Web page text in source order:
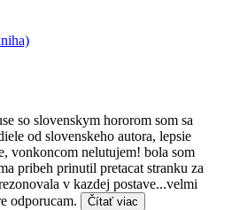
so slovenskym hororom som sa
od slovenskeho autora, lepsie
vonkoncom nelutujem! bola som
pribeh prinutil pretacat stranku za
v kazdej postave...velmi
odporucam.
Čítať viac